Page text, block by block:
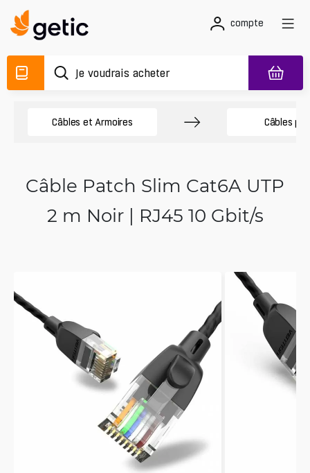
compte
Câbles et Armoires Câbles
Câble Patch Slim Cat6A UTP
2 m Noir | RJ45 10 Gbit/s